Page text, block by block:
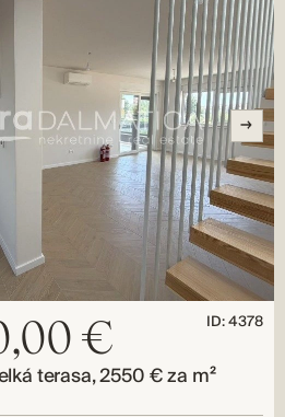
€ ID: 4378
terasa, 2550 € za m²